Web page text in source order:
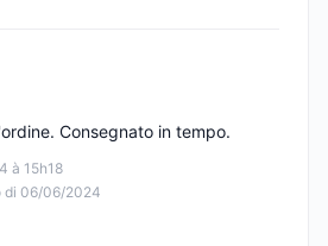
à 15h18
di 06/06/2024
Consegnato in tempo.